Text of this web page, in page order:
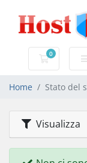
0
Carrello
Home Stato del
Visualizza